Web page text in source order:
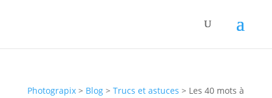
Photograpix> Blog> Trucs et astuces > Les 40 mots à